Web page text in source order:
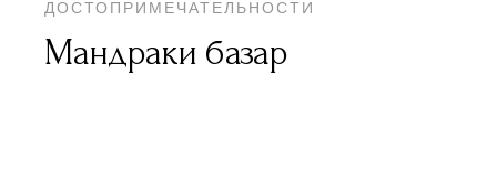
ДОСТОПРИМЕЧАТЕЛЬНОСТИ
Мандраки базар